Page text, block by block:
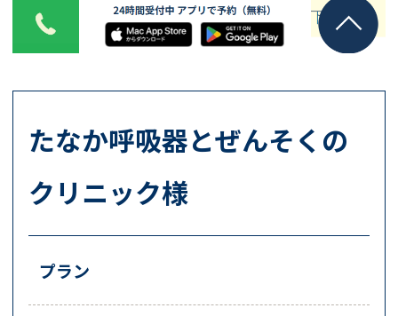
たなか呼吸器とぜんそくの
クリニック様
プラン